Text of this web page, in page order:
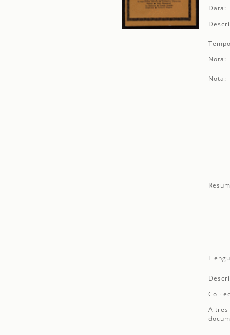
Data:
Nota:
Nota:
Altres